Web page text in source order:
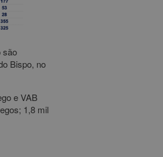
são
Bispo, no
e VAB
1,8 mil